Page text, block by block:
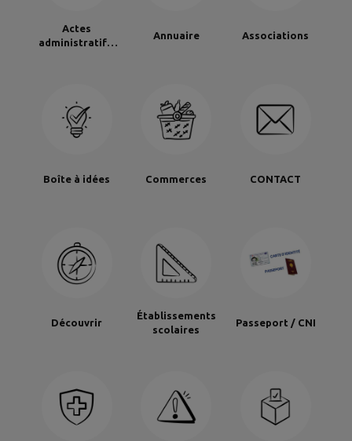
Actes
administratifs,
Annuaire Associations
Boîte à idées Commerces CONTACT
Découvrir
Établissements
scolaires
Passeport / CNI